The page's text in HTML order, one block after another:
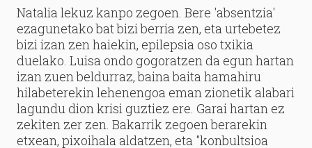
Natalia lekuz kanpo zegoen. Bere 'absentzia'
ezagunetako bat bizi berria zen, eta urtebetez
bizi izan zen haiekin, epilepsia oso txikia
duelako. Luisa ondo gogoratzen da egun hartan
izan zuen beldurraz, baina baita hamahiru
hilabeterekin lehenengoa eman zionetik alabari
lagundu dion krisi guztiez ere. Garai hartan ez
zekiten zer zen. Bakarrik zegoen berarekin
etxean, pixoihala aldatzen, eta "konbultsioa